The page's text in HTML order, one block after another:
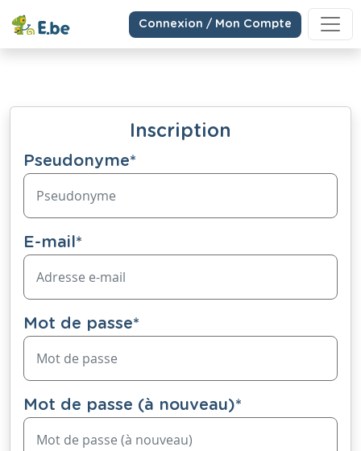
Connexion / Mon Compte
Inscription
Pseudonyme*
E-mail*
Mot de passe*
Mot de passe (à nouveau)*